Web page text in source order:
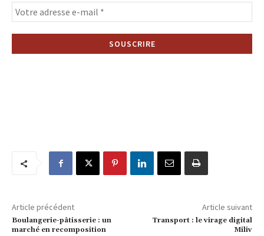
Article précédent
Boulangerie-pâtisserie : un
marché en recomposition
Article suivant
Transport : le virage digital
Miliv